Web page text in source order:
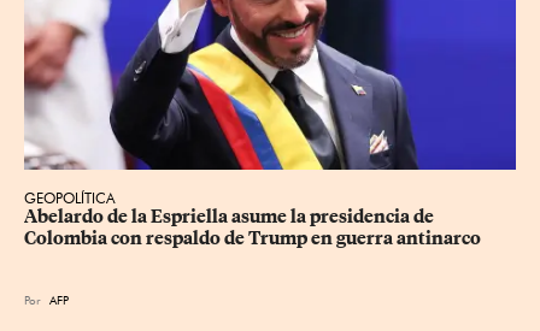
GEOPOLÍTICA
Abelardo de la Espriella asume la presidencia de
Colombia con respaldo de Trump en guerra antinarco
Por AFP